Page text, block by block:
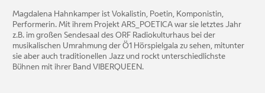
Magdalena Hahnkamper ist Vokalistin, Poetin, Komponistin,
Performerin. Mit ihrem Projekt ARS_POETICA war sie letztes Jahr
z.B. im großen Sendesaal des ORF Radiokulturhaus bei der
musikalischen Umrahmung der Ö1 Hörspielgala zu sehen, mitunter
sie aber auch traditionellen Jazz und rockt unterschiedlichste
Bühnen mit ihrer Band VIBERQUEEN.